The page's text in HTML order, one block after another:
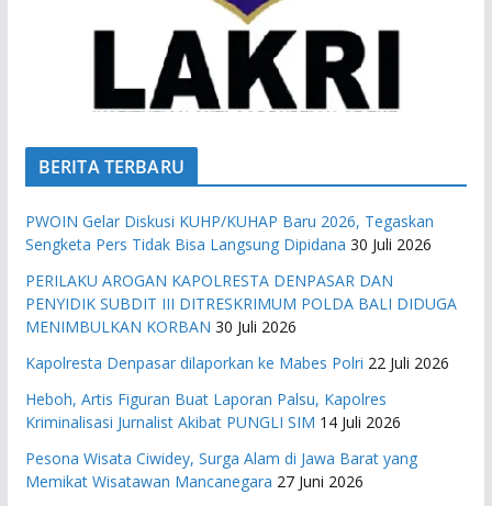
BERITA TERBARU
PWOIN Gelar Diskusi KUHP/KUHAP Baru 2026, Tegaskan
Sengketa Pers Tidak Bisa Langsung Dipidana 30 Juli 2026
PERILAKU AROGAN KAPOLRESTA DENPASAR DAN
PENYIDIK SUBDIT III DITRESKRIMUM POLDA BALI DIDUGA
MENIMBULKAN KORBAN 30 Juli 2026
Kapolresta Denpasar dilaporkan ke Mabes Polri 22 Juli 2026
Heboh, Artis Figuran Buat Laporan Palsu, Kapolres
Kriminalisasi Jurnalist Akibat PUNGLI SIM 14 Juli 2026
Pesona Wisata Ciwidey, Surga Alam di Jawa Barat yang
Memikat Wisatawan Mancanegara 27 Juni 2026